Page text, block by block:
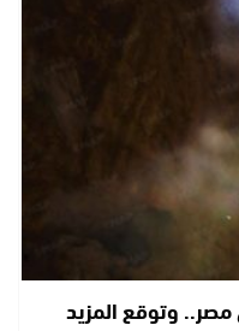
مصر.. وتوقع المزيد